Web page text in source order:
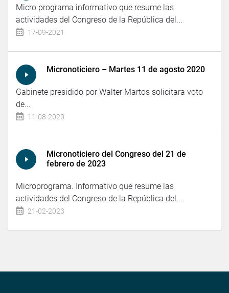
Micro programa informativo que resume las
actividades del Congreso de la República del...
17-09-2021
Micronoticiero – Martes 11 de agosto 2020
Gabinete presidido por Walter Martos solicitara voto
de...
11-08-2020
Micronoticiero del Congreso del 21 de
febrero de 2023
Microprograma. Informativo que resume las
actividades del Congreso de la República del...
21-02-2023